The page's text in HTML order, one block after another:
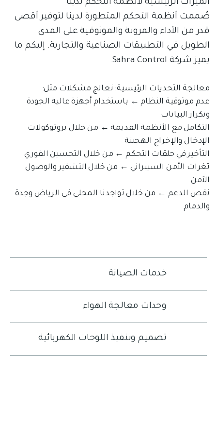
الميزات الرئيسية لأنظمة التحكم لدينا
صُممت أنظمة التحكم المتطورة لدينا لتوفير أقصى
قدر من الأداء والمرونة والموثوقية على المدى
الطويل في التطبيقات الصناعية والتجارية. إليكم ما
يميز شركة Sahra Control.
معالجة التحديات الرئيسية: نعالج مشكلات مثل:
عدم موثوقية النظام ← باستخدام أجهزة عالية الجودة
وتكرار البيانات
التكامل مع الأنظمة القديمة ← من خلال بروتوكولات
الإدخال والإخراج الهجينة
التأخير في حلقات التحكم ← من خلال التحسين الفوري
ثغرات الأمن السيبراني ← من خلال التشفير والوصول
الآمن
نقص الدعم ← من خلال تواجدنا المحلي في الرياض وجدة
والدمام
خدمات الصيانة
وحدات معالجة الهواء
تصميم وتنفيذ اللوحات الكهربائية